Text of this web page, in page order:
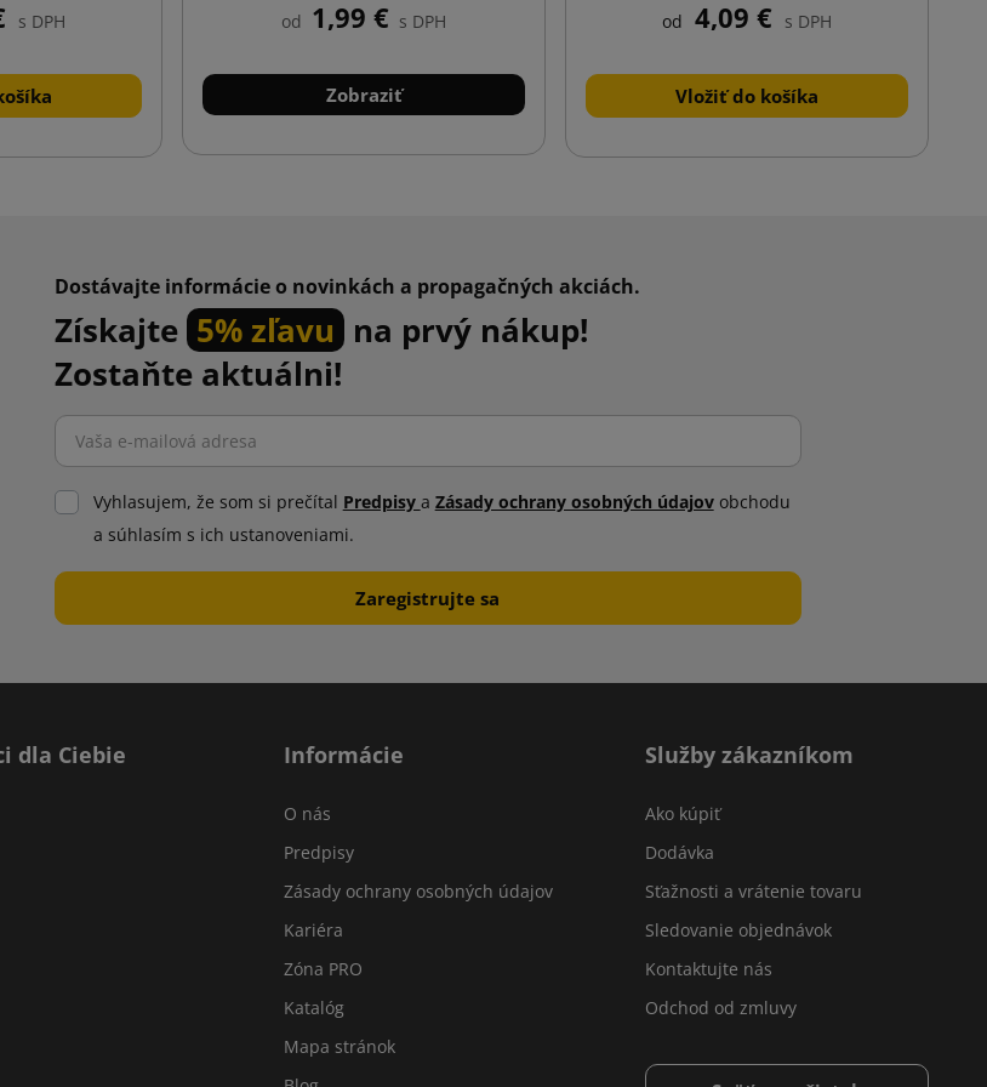
s DPH od 1,99 € s DPH
Zobraziť
od 4,09 € s DPH
Vložiť do košíka
Dostávajte informácie o novinkách a propagačných akciách.
Získajte 5% zľavu na prvý nákup!
Zostaňte aktuálni!
Vyhlasujem, že som si prečítal Predpisy a Zásady ochrany osobných údajovobchodu
a súhlasím s ich ustanoveniami.
dla Ciebie Informácie
O nás
Predpisy
Zásady ochrany osobných údajov
Kariéra
Zóna PRO
Katalóg
Mapa stránok
Služby zákazníkom
Ako kúpiť
Dodávka
Sťažnosti a vrátenie tovaru
Sledovanie objednávok
Kontaktujte nás
Odchod od zmluvy